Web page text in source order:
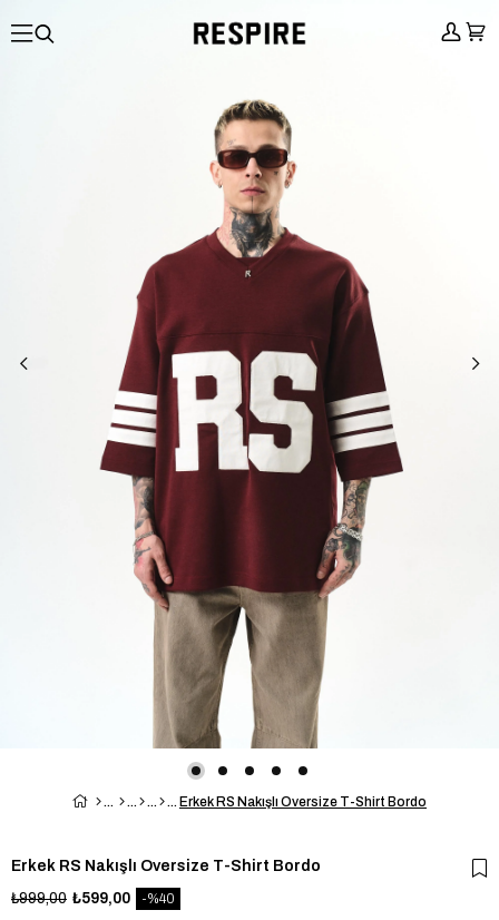
Erkek RS Nakışlı Oversize T-Shirt Bordo
Erkek RS Nakışlı Oversize T-Shirt Bordo
₺999,00 ₺599,00
40